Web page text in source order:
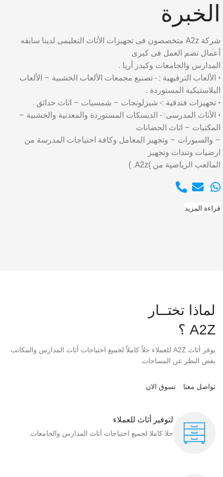
الخبرة
شركة A2z متخصصون فى تجهيزات الأثاث التعليمى لدينا سابقه
أعمال تضم العمل فى كبرى
المدارس والجامعات وكيدز أريا .
• الألعاب الترفيهية : - تصنيع مجمعات الألعاب الخشبية – الألعاب
البلاستيكية المستوردة .
• تجهيزات فندقية :- شيزلونجات – شمسيات – اثاث حدائق .
• الأثاث المدرسى: - الديسكات المستوردة والمعدنية والخشبية –
المكتبات – اثاث الحضانات
– والسبورات – وتجهيز المعامل وكافة احتياجات المدرسة من
ارضيات وتندات وتجهيز
المالعب الرياضية من )A2z. )
قراءة المزيد
لماذا تختــار
A2Z ؟
يوفر أثاث A2Z للعملاء حلاً كاملاً لجميع احتياجات أثاث المدارس والمكاتب
بغض النظر عن المساحات.
تواصل معنا تسوق الان
لتوفير أثاث للعملاء
حلا كاملا لجميع احتياجات أثاث المدارس والجامعات.